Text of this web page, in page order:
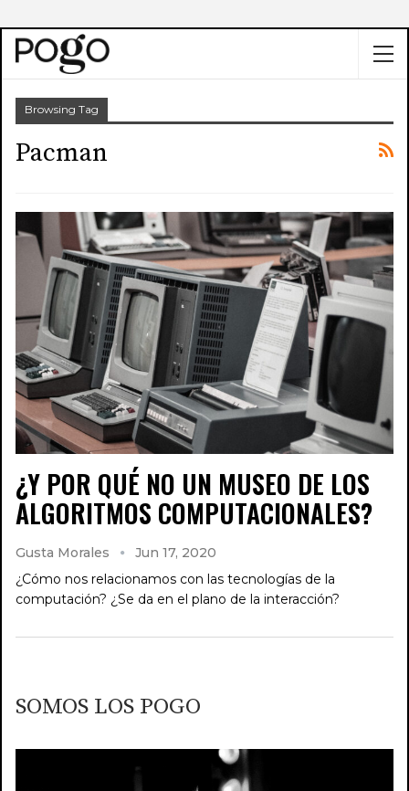
Browsing Tag
Pacman
¿Y POR QUÉ NO UN MUSEO DE LOS
ALGORITMOS COMPUTACIONALES?
Gusta Morales
Jun 17, 2020
¿Cómo nos relacionamos con las tecnologías de la
computación? ¿Se da en el plano de la interacción?
SOMOS LOS POGO